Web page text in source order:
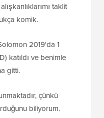
taklit
komik.
2019'da 1
katıldı ve benimle
gitti.
çünkü
biliyorum.